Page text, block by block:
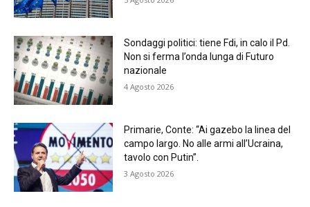
Sondaggi politici: tiene Fdi, in calo il Pd.
Non si ferma l’onda lunga di Futuro
nazionale
4 Agosto 2026
Primarie, Conte: “Ai gazebo la linea del
campo largo. No alle armi all’Ucraina,
tavolo con Putin”.
3 Agosto 2026